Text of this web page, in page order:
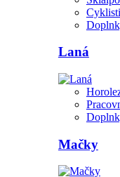
Laná
Mačky